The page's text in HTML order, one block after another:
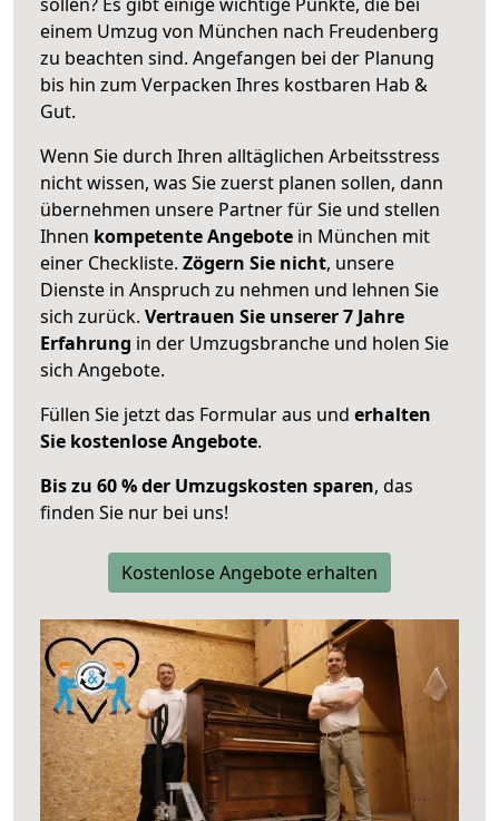
einem Umzug von München nach Freudenberg
zu beachten sind. Angefangen bei der Planung
bis hin zum Verpacken Ihres kostbaren Hab &
Gut.
Wenn Sie durch Ihren alltäglichen Arbeitsstress
nicht wissen, was Sie zuerst planen sollen, dann
übernehmen unsere Partner für Sie und stellen
Ihnen kompetente Angebote in München mit
einer Checkliste. Zögern Sie nicht, unsere
Dienste in Anspruch zu nehmen und lehnen Sie
sich zurück. Vertrauen Sie unserer 7 Jahre
Erfahrung in der Umzugsbranche und holen Sie
sich Angebote.
Füllen Sie jetzt das Formular aus und erhalten
Sie kostenlose Angebote.
Bis zu 60 % der Umzugskosten sparen, das
finden Sie nur bei uns!
Kostenlose Angebote erhalten